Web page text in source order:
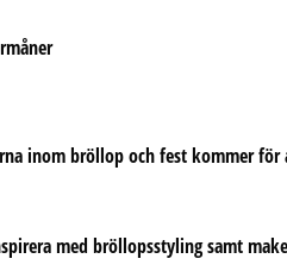
inom bröllop och fest kommer
med bröllopsstyling samt